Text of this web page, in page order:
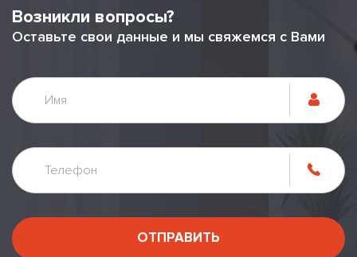
Возникли вопросы?
Оставьте свои данные и мы свяжемся с Вами
ОТПРАВИТЬ